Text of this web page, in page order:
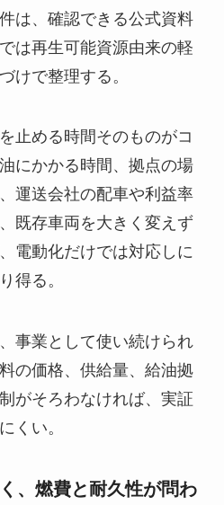
は、確認できる公式資料
は再生可能資源由来の軽
けで整理する。
止める時間そのものがコ
にかかる時間、拠点の場
運送会社の配車や利益率
既存車両を大きく変えず
電動化だけでは対応しに
得る。
事業として使い続けられ
の価格、供給量、給油拠
がそろわなければ、実証
くい。
、燃費と耐久性が問わ